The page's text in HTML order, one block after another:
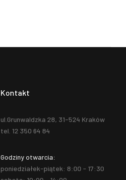
Kontakt
ul.Grunwaldzka 28, 31-524 Kraków
tel. 12 350 64 84
Godziny otwarcia:
poniedziałek-piątek: 8:00 - 17:30